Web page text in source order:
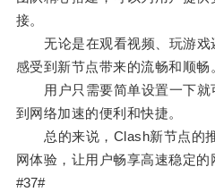
接。
无论是在观看视频、玩游戏
感受到新节点带来的流畅和顺畅
用户只需要简单设置一下就
到网络加速的便利和快捷。
总的来说，Clash新节点的推
网体验，让用户畅享高速稳定的
#37#